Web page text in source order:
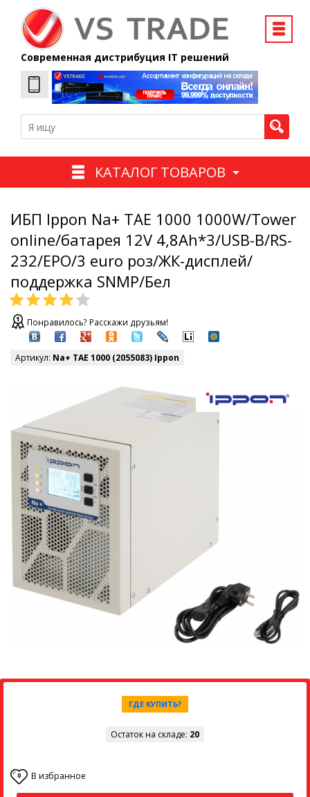
Современная дистрибуция IT решений
КАТАЛОГ ТОВАРОВ
ИБП Ippon Na+ TAE 1000 1000W/Tower
online/батарея 12V 4,8Ah*3/USB-B/RS-
232/EPO/3 euro роз/ЖК-дисплей/
поддержка SNMP/Бел
Понравилось? Расскажи друзьям!
Артикул: Na+ TAE 1000 (2055083) Ippon
ГДЕ КУПИТЬ?
Остаток на складе: 20
0 В избранное